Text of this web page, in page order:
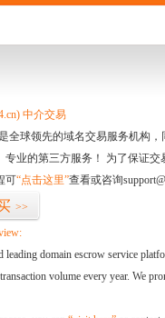
中介交易
全球领先的域名交易服务机构
专业的第三方服务！ 为了保证
可“点击这里”查看或咨询
>>
leading domain escrow service
volume every year. We